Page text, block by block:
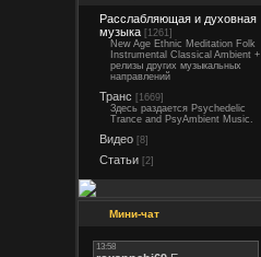
Расслабляющая и духовная
музыка [1261]
New Age Ethnic Meditation Folk
Instrumental Classical Ambient +
релизы других музыкальных
направлений
Транс [1669]
Здесь раздается Psychedelic
Trance and PsyAmbient Music.
Видео [8]
Статьи [2]
Мини-чат